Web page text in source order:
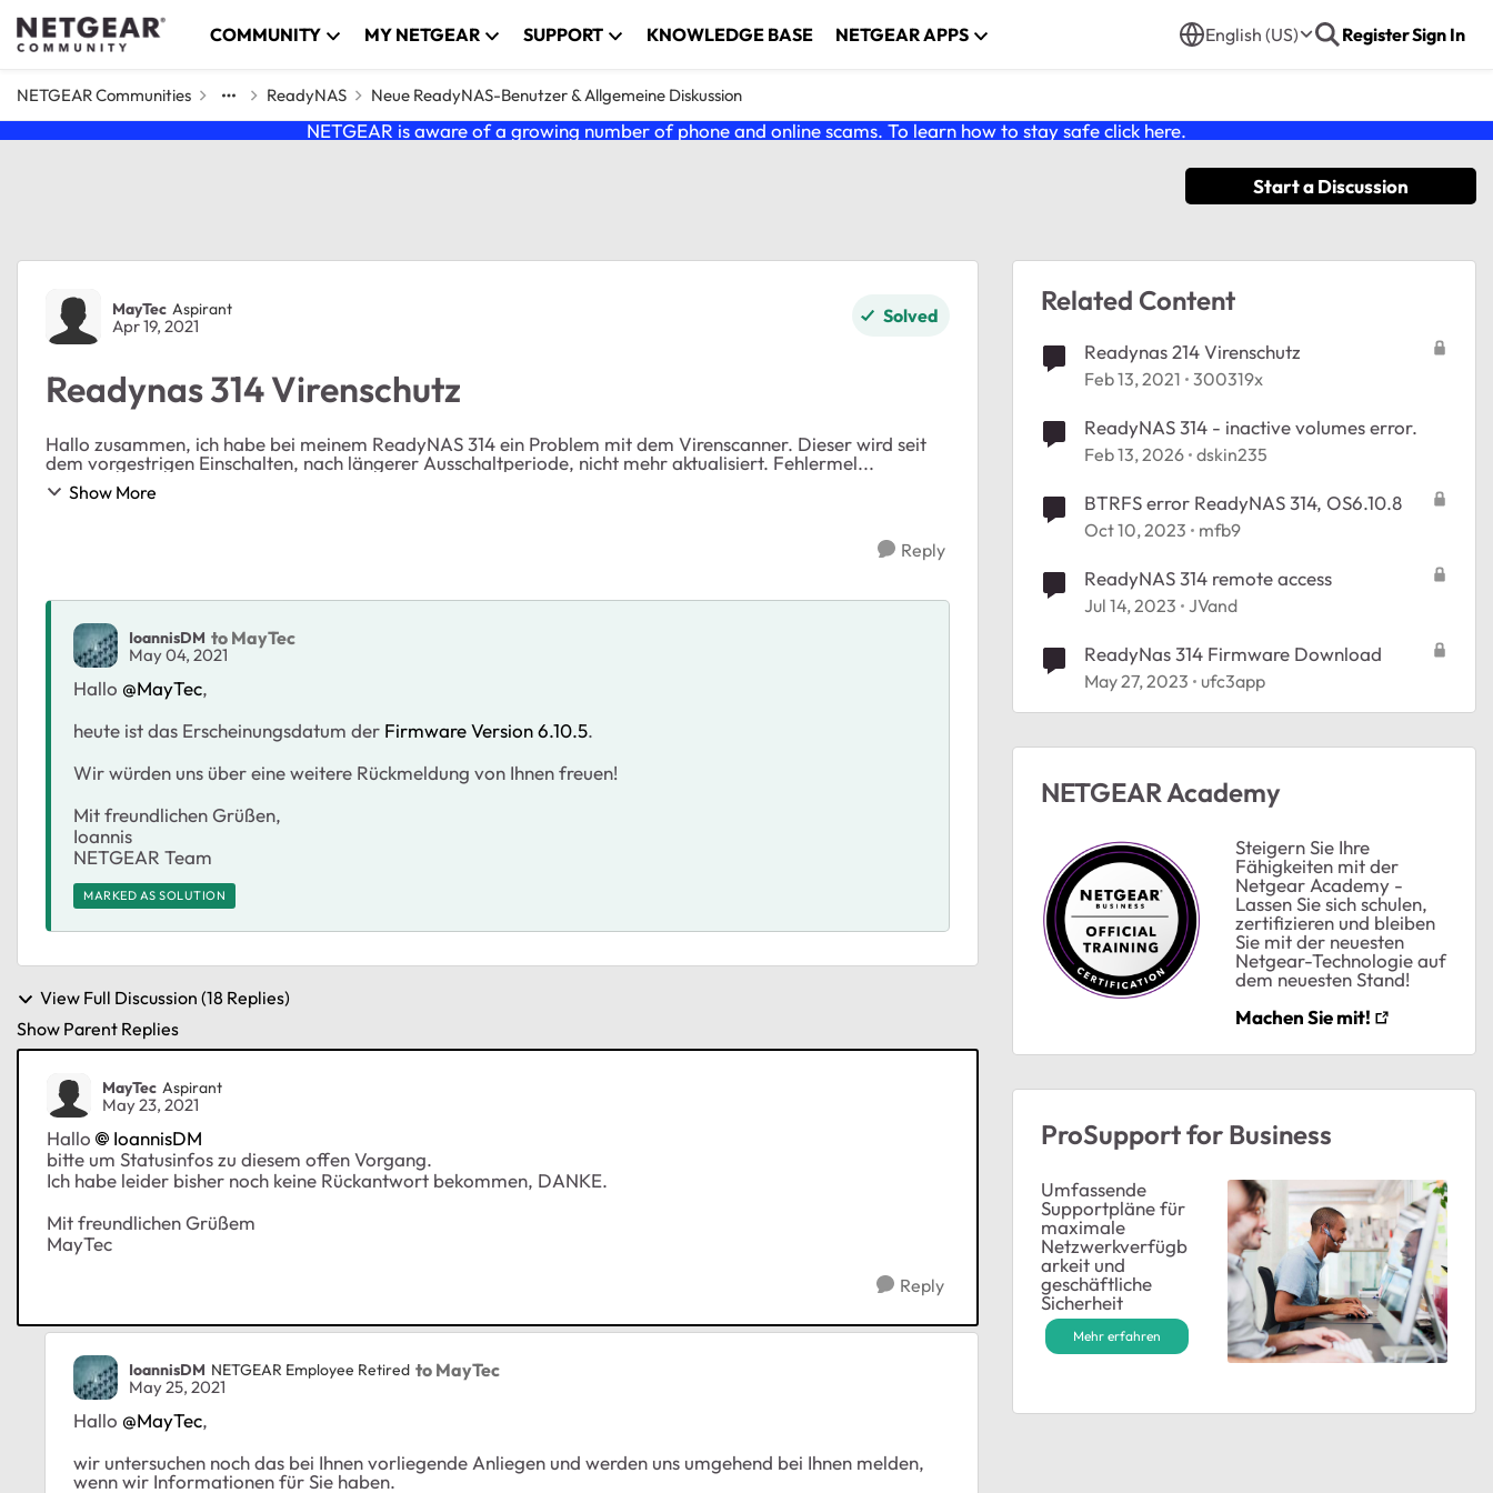
Skip to content COMMUNITY MY NETGEAR SUPPORT KNOWLEDGE BASE NETGEAR APPS English (US) RegisterSign In
NETGEAR Communities ReadyNAS Neue ReadyNAS-Benutzer & Allgemeine Diskussion
NETGEAR is aware of a growing number of phone and online scams. To learn how to stay safe click here.
Start a Discussion
Forum Discussion
MayTec Aspirant
Apr 19, 2021 Solved
Readynas 314 Virenschutz
Hallo zusammen, ich habe bei meinem ReadyNAS 314 ein Problem mit dem Virenscanner. Dieser wird seit
dem vorgestrigen Einschalten, nach längerer Ausschaltperiode, nicht mehr aktualisiert. Fehlermel...
Show More
Reply
IoannisDM to MayTec
May 04, 2021
Hallo @MayTec,
heute ist das Erscheinungsdatum der Firmware Version 6.10.5.
Wir würden uns über eine weitere Rückmeldung von Ihnen freuen!
Mit freundlichen Grüßen,
Ioannis
NETGEAR Team
MARKED AS SOLUTION
View Full Discussion (18 Replies)
Show Parent Replies
MayTec Aspirant
May 23, 2021
Hallo
IoannisDM
bitte um Statusinfos zu diesem offen Vorgang.
Ich habe leider bisher noch keine Rückantwort bekommen, DANKE.
Mit freundlichen Grüßem
MayTec
Reply
IoannisDM NETGEAR Employee Retired to MayTec
May 25, 2021
Hallo @MayTec,
wir untersuchen noch das bei Ihnen vorliegende Anliegen und werden uns umgehend bei Ihnen melden,
wenn wir Informationen für Sie haben.
Related Content
Readynas 214 Virenschutz
Feb 13, 2021 300319x
ReadyNAS 314 - inactive volumes error.
Feb 13, 2026 dskin235
BTRFS error ReadyNAS 314, OS6.10.8
Oct 10, 2023 mfb9
ReadyNAS 314 remote access
Jul 14, 2023 JVand
ReadyNas 314 Firmware Download
May 27, 2023 ufc3app
NETGEAR Academy
Steigern Sie Ihre
Fähigkeiten mit der
Netgear Academy -
Lassen Sie sich schulen,
zertifizieren und bleiben
Sie mit der neuesten
Netgear-Technologie auf
dem neuesten Stand!
Machen Sie mit!
ProSupport for Business
Umfassende
Supportpläne für
maximale
Netzwerkverfügb
arkeit und
geschäftliche
Sicherheit
Mehr erfahren